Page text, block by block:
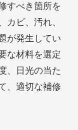
すべき箇所を
カビ、汚れ、
が発生してい
な材料を選定
、日光の当た
、適切な補修